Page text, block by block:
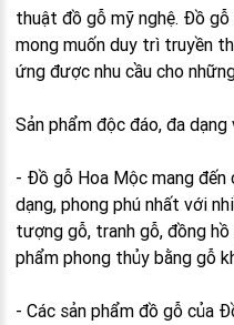
thuật đồ gỗ mỹ nghệ. Đồ
mong muốn duy trì truyền
ứng được nhu cầu cho
Sản phẩm độc đáo, đa
- Đồ gỗ Hoa Mộc mang đến
dạng, phong phú nhất với
tượng gỗ, tranh gỗ, đồng
phẩm phong thủy bằng gỗ
- Các sản phẩm đồ gỗ của